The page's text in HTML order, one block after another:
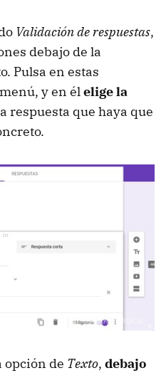
Validación de respuestas,
debajo de la
Pulsa en estas
y en élelige la
respuesta que haya que
opción de Texto, debajo